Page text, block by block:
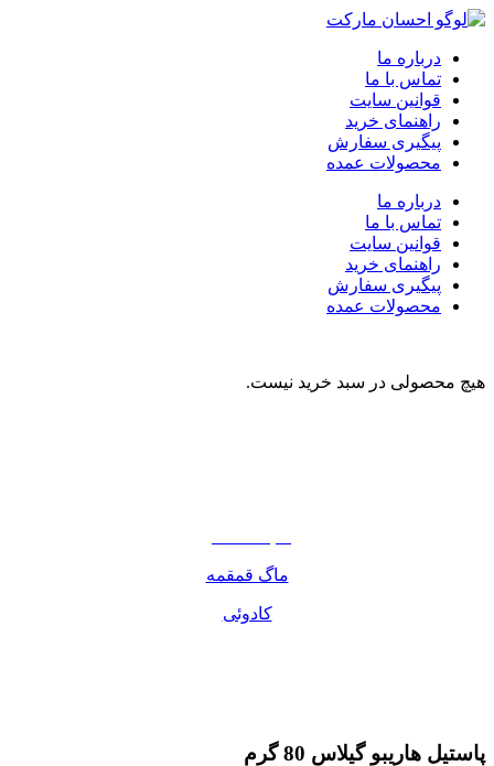
درباره ما
تماس با ما
قوانین سایت
راهنمای خرید
پیگیری سفارش
محصولات عمده
درباره ما
تماس با ما
قوانین سایت
راهنمای خرید
پیگیری سفارش
محصولات عمده
هیچ محصولی در سبد خرید نیست.
ماگ قمقمه
کادوئی
پاستیل هاریبو گیلاس 80 گرم